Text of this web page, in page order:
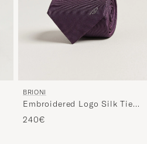
BRIONI
Embroidered Logo Silk Tie
Burgundy
240€